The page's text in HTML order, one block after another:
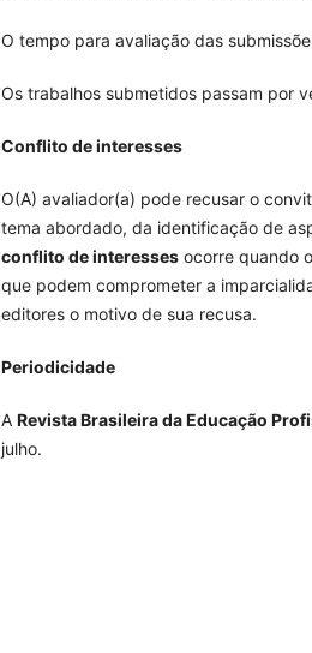
O tempo para avaliação das
Os trabalhos submetidos passam por
Conflito de interesses
O(A) avaliador(a) pode recusar o
tema abordado, da identificação de
conflito de interesses ocorre quando
que podem comprometer a
editores o motivo de sua recusa.
Periodicidade
A Revista Brasileira da Educação
julho.